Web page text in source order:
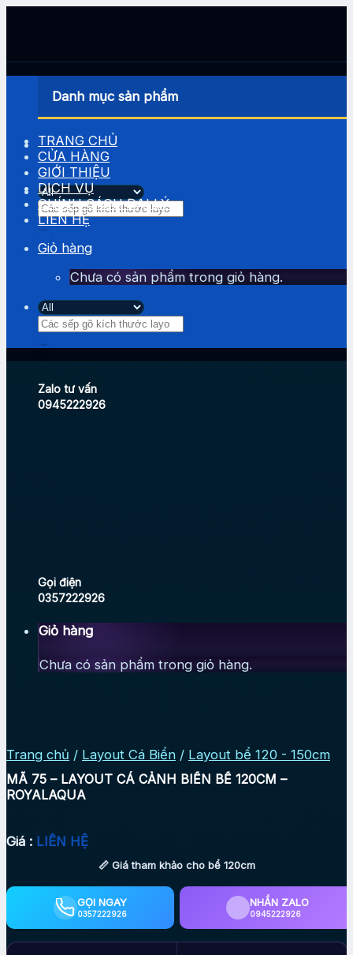
Tìm
kiếm:
Zalo tư vấn
0945222926
Gọi điện
0357222926
Giỏ hàng
Chưa có sản phẩm trong giỏ hàng.
Danh mục sản phẩm
TRANG CHỦ
CỬA HÀNG
GIỚI THIỆU
DỊCH VỤ
CHÍNH SÁCH ĐẠI LÝ
LIÊN HỆ
Giỏ hàng
Chưa có sản phẩm trong giỏ hàng.
Tìm
kiếm:
Trang chủ / Layout Cá Biển / Layout bể 120 - 150cm
MÃ 75 – LAYOUT CÁ CẢNH BIỂN BỂ 120CM –
ROYALAQUA
Giá : LIÊN HỆ
📏 Giá tham khảo cho bể 120cm
GỌI NGAY
0357222926
NHẮN ZALO
0945222926